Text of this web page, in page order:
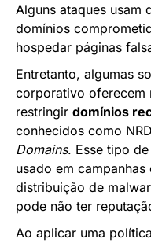
Alguns ataques usam
domínios
hospedar páginas
Entretanto, algumas
corporativo oferecem
restringir domínios
conhecidos como
Domains. Esse tipo
usado em
distribuição de
pode não ter
Ao aplicar uma